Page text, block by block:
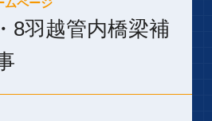
ムページ
8羽越管内橋梁補